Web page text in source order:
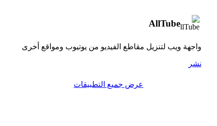
AllTube
واجهة ويب لتنزيل مقاطع الفيديو من يوتيوب ومواقع أخرى
نشر
عرض جميع التطبيقات